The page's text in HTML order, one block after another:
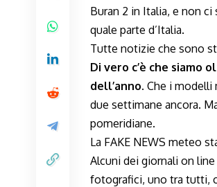
Buran 2 in Italia, e non
quale parte d’Italia.
Tutte notizie che sono
Di vero c’è che siamo
dell’anno. Che i modelli
due settimane ancora.
pomeridiane.
La FAKE NEWS meteo
Alcuni dei giornali on
fotografici, uno tra tutti,